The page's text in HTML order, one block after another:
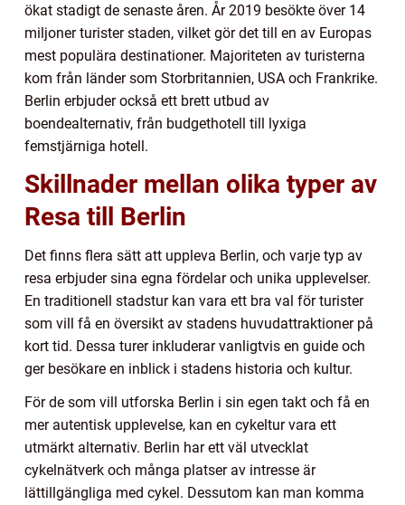
ökat stadigt de senaste åren. År 2019 besökte över 14
miljoner turister staden, vilket gör det till en av Europas
mest populära destinationer. Majoriteten av turisterna
kom från länder som Storbritannien, USA och Frankrike.
Berlin erbjuder också ett brett utbud av
boendealternativ, från budgethotell till lyxiga
femstjärniga hotell.
Skillnader mellan olika typer av
Resa till Berlin
Det finns flera sätt att uppleva Berlin, och varje typ av
resa erbjuder sina egna fördelar och unika upplevelser.
En traditionell stadstur kan vara ett bra val för turister
som vill få en översikt av stadens huvudattraktioner på
kort tid. Dessa turer inkluderar vanligtvis en guide och
ger besökare en inblick i stadens historia och kultur.
För de som vill utforska Berlin i sin egen takt och få en
mer autentisk upplevelse, kan en cykeltur vara ett
utmärkt alternativ. Berlin har ett väl utvecklat
cykelnätverk och många platser av intresse är
lättillgängliga med cykel. Dessutom kan man komma